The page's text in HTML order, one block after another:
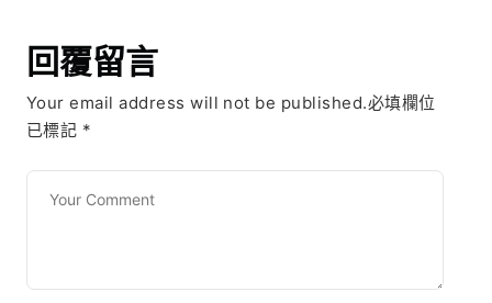
回覆留言
Your email address will not be published.必填欄位
已標記 *